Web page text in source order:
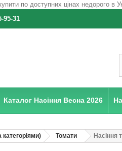
95-31
Каталог Насіння Весна 2026
категоріями) Томати Насіння